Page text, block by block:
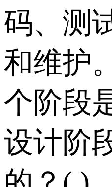
码、测
和维护
个阶段
设计阶